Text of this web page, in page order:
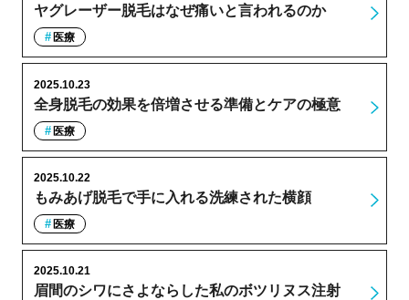
ヤグレーザー脱毛はなぜ痛いと言われるのか
医療
全身脱毛の効果を倍増させる準備とケアの極意
2025.10.23
医療
もみあげ脱毛で手に入れる洗練された横顔
2025.10.22
医療
眉間のシワにさよならした私のボツリヌス注射
2025.10.21